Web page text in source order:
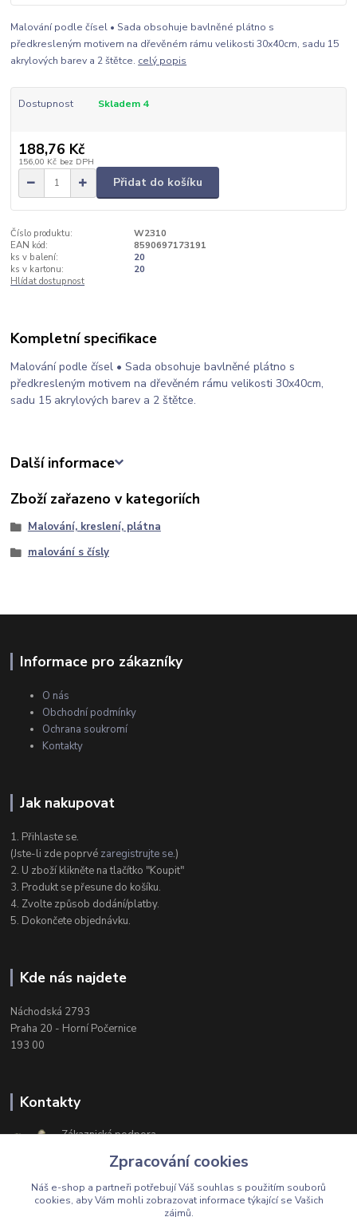
Malování podle čísel • Sada obsohuje bavlněné plátno s
předkresleným motivem na dřevěném rámu velikosti 30x40cm, sadu 15
akrylových barev a 2 štětce. celý popis
Dostupnost Skladem 4
188,76 Kč
156,00 Kč bez DPH
Přidat do košíku
Číslo produktu:
W2310
EAN kód:
8590697173191
ks v balení:
20
ks v kartonu:
20
Hlídat dostupnost
Kompletní specifikace
Malování podle čísel • Sada obsohuje bavlněné plátno s
předkresleným motivem na dřevěném rámu velikosti 30x40cm,
sadu 15 akrylových barev a 2 štětce.
Další informace
Zboží zařazeno v kategoriích
Malování, kreslení, plátna
malování s čísly
Informace pro zákazníky
O nás
Obchodní podmínky
Ochrana soukromí
Kontakty
Jak nakupovat
1. Přihlaste se.
(Jste-li zde poprvé zaregistrujte se.)
2. U zboží klikněte na tlačítko "Koupit"
3. Produkt se přesune do košíku.
4. Zvolte způsob dodání/platby.
5. Dokončete objednávku.
Kde nás najdete
Náchodská 2793
Praha 20 - Horní Počernice
193 00
Kontakty
Zákaznická podpora
+420 603 174 975
Po-Čt, 8-16 hod. Pá 8-14 hod.
Zpracování cookies
Náš e-shop a partneři potřebují Váš souhlas s použitím souborů
cookies, aby Vám mohli zobrazovat informace týkající se Vašich
zájmů.